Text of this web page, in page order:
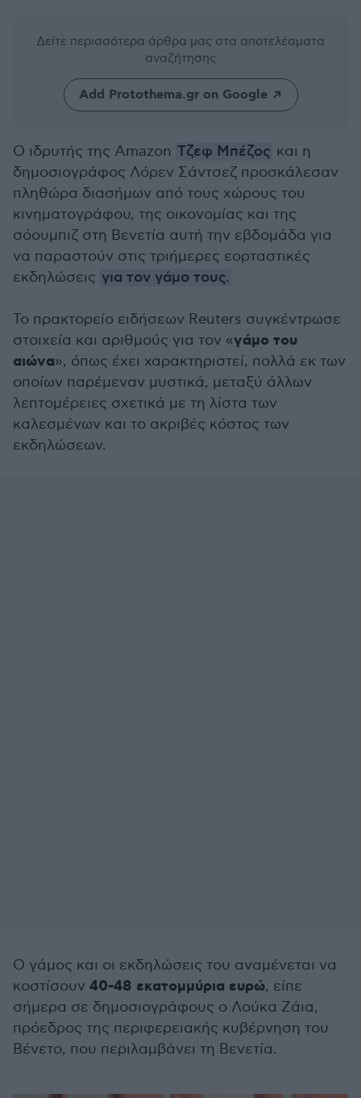
Δείτε περισσότερα άρθρα μας στα αποτελέσματα
αναζήτησης
Add Protothema.gr on Google
Ο ιδρυτής της Amazon Τζεφ Μπέζος και η
δημοσιογράφος Λόρεν Σάντσεζ προσκάλεσαν
πληθώρα διασήμων από τους χώρους του
κινηματογράφου, της οικονομίας και της
σόουμπιζ στη Βενετία αυτή την εβδομάδα για
να παραστούν στις τριήμερες εορταστικές
εκδηλώσεις για τον γάμο τους.
Το πρακτορείο ειδήσεων Reuters συγκέντρωσε
στοιχεία και αριθμούς για τον «γάμο του
αιώνα», όπως έχει χαρακτηριστεί, πολλά εκ των
οποίων παρέμεναν μυστικά, μεταξύ άλλων
λεπτομέρειες σχετικά με τη λίστα των
καλεσμένων και το ακριβές κόστος των
εκδηλώσεων.
Ο γάμος και οι εκδηλώσεις του αναμένεται να
κοστίσουν 40-48 εκατομμύρια ευρώ, είπε
σήμερα σε δημοσιογράφους ο Λούκα Ζάια,
πρόεδρος της περιφερειακής κυβέρνηση του
Βένετο, που περιλαμβάνει τη Βενετία.